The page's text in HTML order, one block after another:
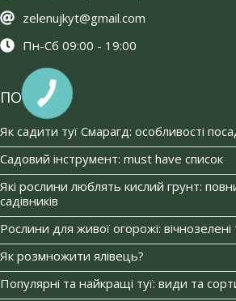
zelenujkyt@gmail.com
Пн-Сб 09:00 - 19:00
ПОРАДИ
Як садити туї Смарагд: особливості
Садовий інструмент: must have список
Які рослини люблять кислий грунт:
садівників
Рослини для живої огорожі: вічнозелені
Як розмножити ялівець?
Популярні та найкращі туї: види та